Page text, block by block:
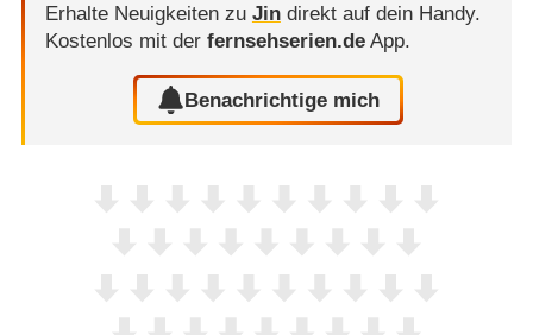
Erhalte Neuigkeiten zu Jindirekt auf dein Handy.
Kostenlos mit der fernsehserien.deApp.
Benachrichtige mich